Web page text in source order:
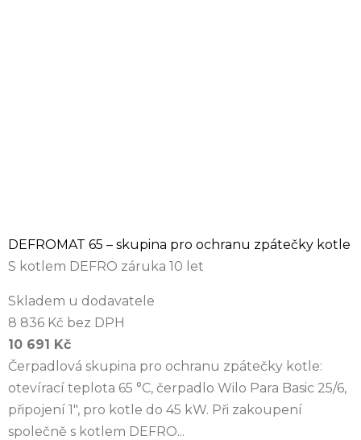
DEFROMAT 65 – skupina pro ochranu zpátečky kotle
S kotlem DEFRO záruka 10 let
Skladem u dodavatele
8 836 Kč bez DPH
10 691 Kč
Čerpadlová skupina pro ochranu zpátečky kotle:
otevírací teplota 65 °C, čerpadlo Wilo Para Basic 25/6,
připojení 1", pro kotle do 45 kW. Při zakoupení
společně s kotlem DEFRO...